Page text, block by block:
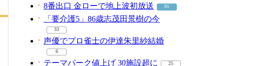
8番出口 金ローで地上波初放送 81
「要介護5」86歳志茂田景樹の今
33
声優でプロ雀士の伊達朱里紗結婚
6
テーマパーク値上げ 30施設超に 25